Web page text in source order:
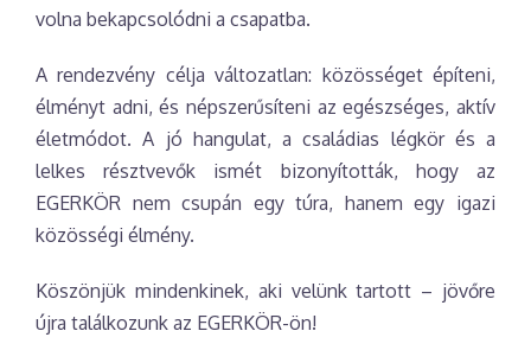
volna bekapcsolódni a csapatba.
A rendezvény célja változatlan: közösséget építeni,
élményt adni, és népszerűsíteni az egészséges, aktív
életmódot. A jó hangulat, a családias légkör és a
lelkes résztvevők ismét bizonyították, hogy az
EGERKÖR nem csupán egy túra, hanem egy igazi
közösségi élmény.
Köszönjük mindenkinek, aki velünk tartott – jövőre
újra találkozunk az EGERKÖR-ön!